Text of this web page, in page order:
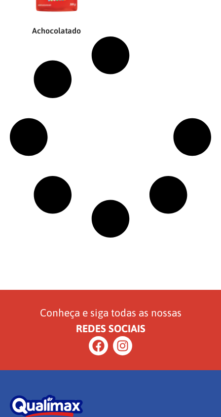
Achocolatado
Conheça e siga todas as nossas
REDES SOCIAIS